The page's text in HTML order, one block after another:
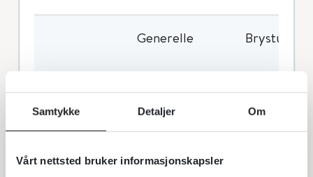
Samtykke Detaljer Om
Vårt nettsted bruker informasjonskapsler
Generelle
Infeksiøse